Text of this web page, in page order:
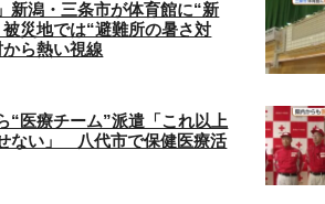
新潟・三条市が体育館に“新
災地では“避難所の暑さ対
ら熱い視線
“医療チーム”派遣「これ以上
ない」 八代市で保健医療活